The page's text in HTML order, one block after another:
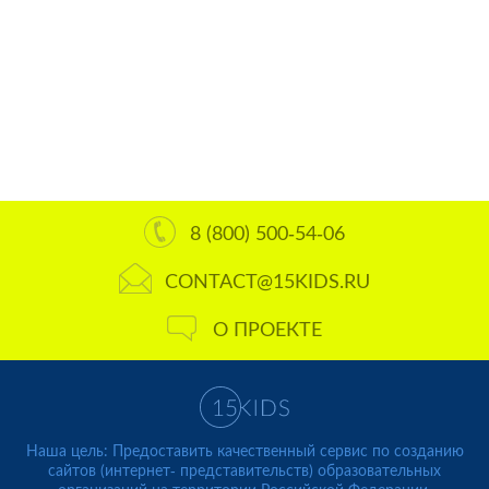
8 (800) 500-54-06
CONTACT@15KIDS.RU
О ПРОЕКТЕ
Наша цель: Предоставить качественный сервис по созданию
сайтов (интернет- представительств) образовательных